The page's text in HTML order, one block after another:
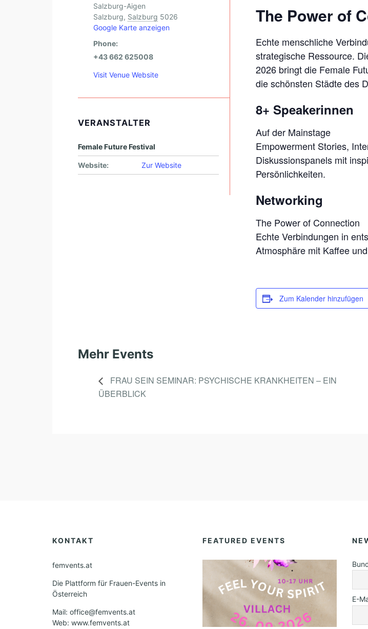
R
2
0
2
The Power of
Echte menschliche
strategische Ressource.
2026 bringt die Female
die schönsten Städte des
8+ Speakerinnen
Auf der Mainstage
Empowerment Stories,
Diskussionspanels mit
Persönlichkeiten.
Networking
The Power of Connection
Echte Verbindungen in
Atmosphäre mit Kaffee
Zum Kalender hinzufügen
Salzburg-Aigen
Salzburg, Salzburg 5026
Google Karte anzeigen
Phone:
+43 662 625008
Visit Venue Website
VERANSTALTER
Female Future Festival
Website: Zur Website
Mehr Events
FRAU SEIN SEMINAR: PSYCHISCHE KRANKHEITEN – EIN
ÜBERBLICK
KONTAKT
femvents.at
Die Plattform für Frauen-Events in
Österreich
Mail: office@femvents.at
Web: www.femvents.at
FEATURED EVENTS
E-